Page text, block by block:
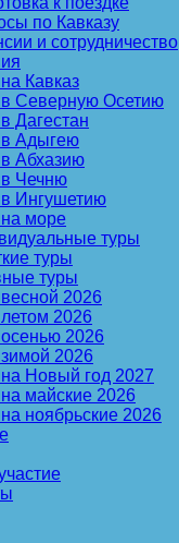
по Кавказу
и сотрудничество
Кавказ
Северную Осетию
Дагестан
Адыгею
Абхазию
Чечню
Ингушетию
море
туры
туры
туры
2026
2026
2026
2026
Новый год 2027
майские 2026
ноябрьские 2026